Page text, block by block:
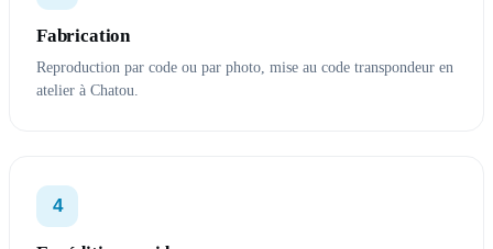
Fabrication
Reproduction par code ou par photo, mise au code transpondeur en
atelier à Chatou.
4